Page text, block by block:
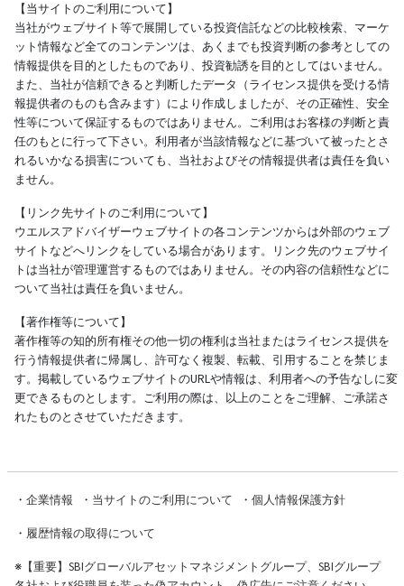
【当サイトのご利用について】
当社がウェブサイト等で展開している投資信託などの比較検索、マーケ
ット情報など全てのコンテンツは、あくまでも投資判断の参考としての
情報提供を目的としたものであり、投資勧誘を目的としてはいません。
また、当社が信頼できると判断したデータ（ライセンス提供を受ける情
報提供者のものも含みます）により作成しましたが、その正確性、安全
性等について保証するものではありません。ご利用はお客様の判断と責
任のもとに行って下さい。利用者が当該情報などに基づいて被ったとさ
れるいかなる損害についても、当社およびその情報提供者は責任を負い
ません。
【リンク先サイトのご利用について】
ウエルスアドバイザーウェブサイトの各コンテンツからは外部のウェブ
サイトなどへリンクをしている場合があります。リンク先のウェブサイ
トは当社が管理運営するものではありません。その内容の信頼性などに
ついて当社は責任を負いません。
【著作権等について】
著作権等の知的所有権その他一切の権利は当社またはライセンス提供を
行う情報提供者に帰属し、許可なく複製、転載、引用することを禁じま
す。掲載しているウェブサイトのURLや情報は、利用者への予告なしに変
更できるものとします。ご利用の際は、以上のことをご理解、ご承諾さ
れたものとさせていただきます。
・ 企業情報 ・ 当サイトのご利用について ・ 個人情報保護方針
・ 履歴情報の取得について
※【重要】SBIグローバルアセットマネジメントグループ、SBIグループ